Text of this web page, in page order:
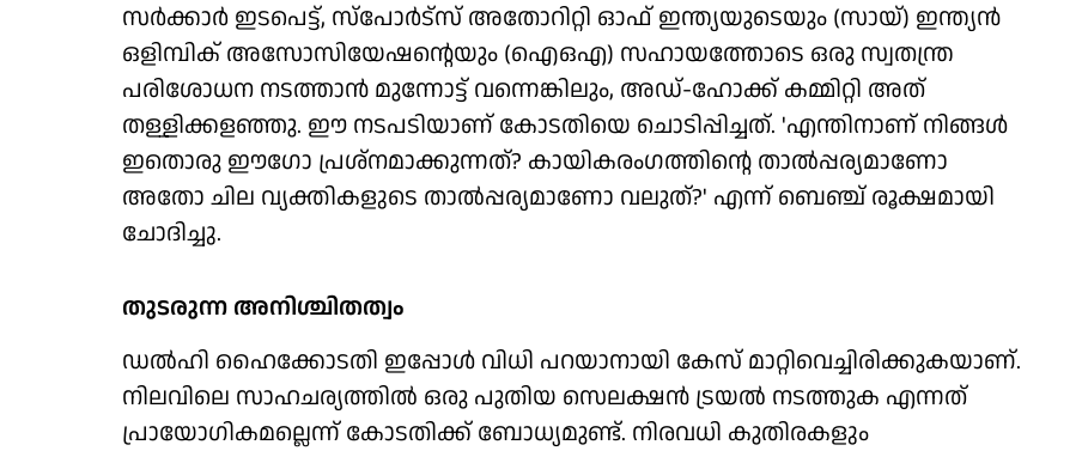
സര്‍ക്കാര്‍ ഇടപെട്ട്, സ്‌പോര്‍ട്‌സ് അതോറിറ്റി ഓഫ് ഇന്ത്യയുടെയും (സായ്) ഇന്ത്യന്‍
ഒളിമ്പിക് അസോസിയേഷന്റെയും (ഐഒഎ) സഹായത്തോടെ ഒരു സ്വതന്ത്ര
പരിശോധന നടത്താന്‍ മുന്നോട്ട് വന്നെങ്കിലും, അഡ്-ഹോക്ക് കമ്മിറ്റി അത്
തള്ളിക്കളഞ്ഞു. ഈ നടപടിയാണ് കോടതിയെ ചൊടിപ്പിച്ചത്. 'എന്തിനാണ് നിങ്ങള്‍
ഇതൊരു ഈഗോ പ്രശ്‌നമാക്കുന്നത്? കായികരംഗത്തിന്റെ താല്‍പ്പര്യമാണോ
അതോ ചില വ്യക്തികളുടെ താല്‍പ്പര്യമാണോ വലുത്?' എന്ന് ബെഞ്ച് രൂക്ഷമായി
ചോദിച്ചു.
തുടരുന്ന അനിശ്ചിതത്വം
ഡല്‍ഹി ഹൈക്കോടതി ഇപ്പോള്‍ വിധി പറയാനായി കേസ് മാറ്റിവെച്ചിരിക്കുകയാണ്.
നിലവിലെ സാഹചര്യത്തില്‍ ഒരു പുതിയ സെലക്ഷന്‍ ട്രയല്‍ നടത്തുക എന്നത്
പ്രായോഗികമല്ലെന്ന് കോടതിക്ക് ബോധ്യമുണ്ട്. നിരവധി കുതിരകളും